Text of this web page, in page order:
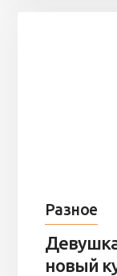
Разное
новый